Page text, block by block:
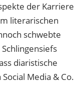
der Karriere
literarischen
schwebte
diaristische
Media & Co.